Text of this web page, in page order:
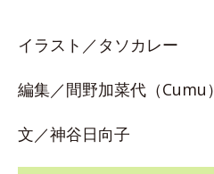
イラスト／タソカレー
編集／間野加菜代（Cumu）
文／神谷日向子